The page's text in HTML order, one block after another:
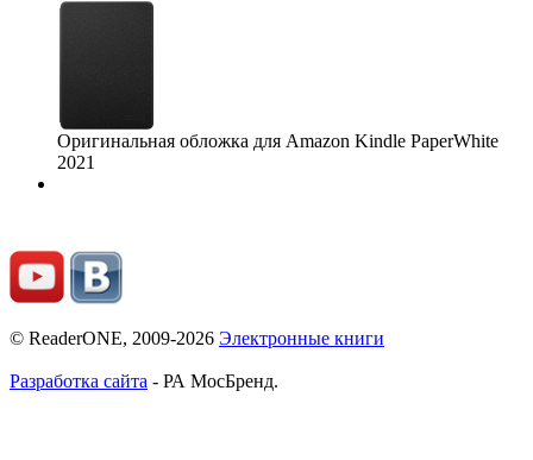
Оригинальная обложка для Amazon Kindle PaperWhite
2021
© ReaderONE, 2009-2026 Электронные книги
Разработка сайта - РА МосБренд.